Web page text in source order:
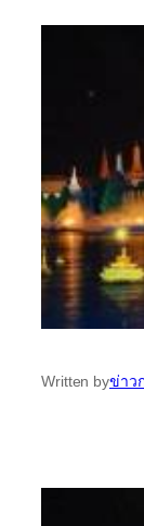
Written byข่าว